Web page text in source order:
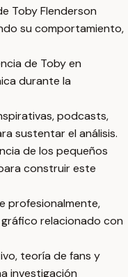
Toby Flenderson
su comportamiento,
de Toby en
durante la
podcasts,
sustentar el análisis.
de los pequeños
construir este
profesionalmente,
relacionado con
teoría de fans y
investigación